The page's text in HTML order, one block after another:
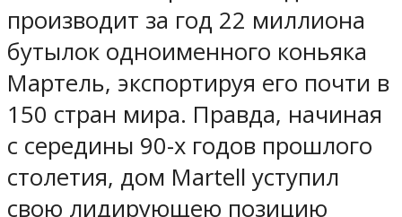
производит за год 22 миллиона
бутылок одноименного коньяка
Мартель, экспортируя его почти в
150 стран мира. Правда, начиная
с середины 90-х годов прошлого
столетия, дом Martell уступил
свою лидирующею позицию